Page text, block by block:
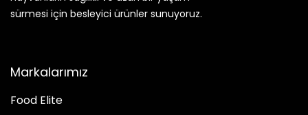
sürmesi için besleyici ürünler sunuyoruz.
Markalarımız
Food Elite